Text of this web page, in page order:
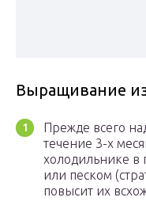
Выращивание
Прежде всего
течение 3-х
холодильнике в
или песком
повысит их